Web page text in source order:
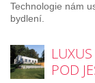
Technologie nám
bydlení.
POD